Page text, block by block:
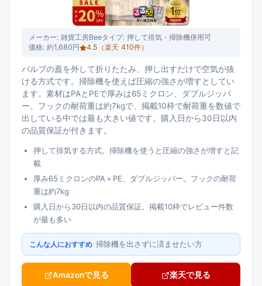
メーカー: 雑貨工房Beeタイプ: 押して排気・掃除機併用可
価格: 約1,680円 4.5 （楽天 410件）
バルブの蓋を外して折りたたみ、押し出すだけで空気が抜
ける方式です。掃除機を使えば圧縮の強さが増すとしてい
ます。素材はPAとPEで厚みは65ミクロン、ダブルジッパ
ー。フックの耐荷重は約7kgで、掲載10枠で耐荷重を数値で
出している中では最も大きい値です。購入日から30日以内
の品質保証が付きます。
押して排気する方式。掃除機を使うと圧縮の強さが増すと記
載
厚み65ミクロンのPA＋PE、ダブルジッパー。フックの耐荷
重は約7kg
購入日から30日以内の品質保証。掲載10枠でレビュー件数
が最も多い
こんな人におすすめ 掃除機を出さずに済ませたい方
Amazonで見る 楽天で見る